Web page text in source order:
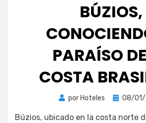
BÚZIOS,
PARAÍSO
COSTA
por Hoteles
Publicada
08/
Búzios, ubicado en la costa norte